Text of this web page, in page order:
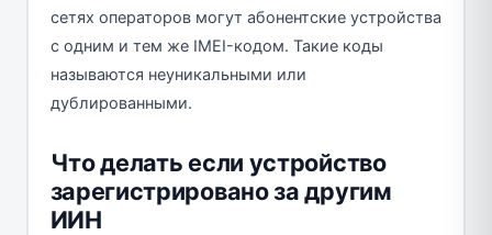
сетях операторов могут абонентские устройства
с одним и тем же IMEI-кодом. Такие коды
называются неуникальными или
дублированными.
Что делать если устройство
зарегистрировано за другим
ИИН